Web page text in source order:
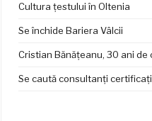
Cultura țestului în Oltenia
Se închide Bariera Vâlcii
Cristian Bănățeanu, 30 ani de
Se caută consultanți